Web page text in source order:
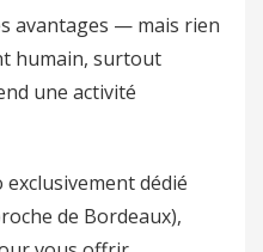
avantages — mais rien
humain, surtout
une activité
exclusivement dédié
de Bordeaux),